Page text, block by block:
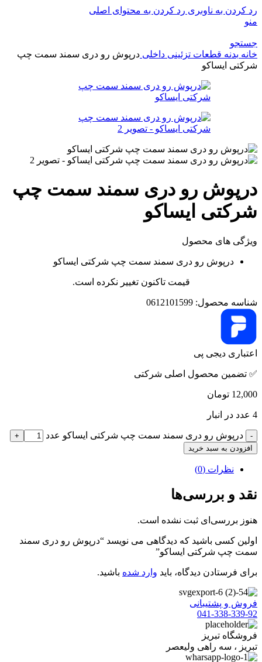
رد کردن به ناوبری رد کردن به محتوای اصلی
منو
جستجو
خانه بدنه قطعات تزئینی داخلی درپوش رو دری سمند سمت چپ
شرکتی ایساکو
درپوش رو دری سمند سمت چپ
شرکتی ایساکو
ویژگی های محصول
درپوش رو دری سمند سمت چپ شرکتی ایساکو
قیمت تاکنون تغییر نکرده است.
شناسه محصول: 0612101599
اعتباری دیجی پی
✅ تضمین محصول اصلی شرکتی
12,000 تومان
4 عدد در انبار
درپوش رو دری سمند سمت چپ شرکتی ایساکو عدد
افزودن به سبد خرید
نظرات (0)
نقد و بررسی‌ها
هنوز بررسی‌ای ثبت نشده است.
اولین کسی باشید که دیدگاهی می نویسد “درپوش رو دری سمند
سمت چپ شرکتی ایساکو”
برای فرستادن دیدگاه، باید وارد شده باشید.
فروش و پشتیبانی
041-338-339-92
فروشگاه تبریز
تبریز ، سه راهی ولیعصر